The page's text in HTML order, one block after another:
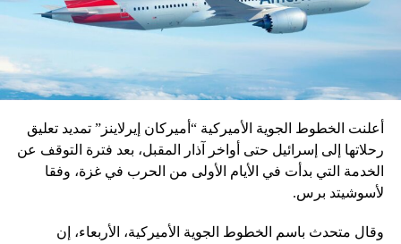
أعلنت الخطوط الجوية الأميركية “أميركان إيرلاينز” تمديد تعليق
رحلاتها إلى إسرائيل حتى أواخر آذار المقبل، بعد فترة التوقف عن
الخدمة التي بدأت في الأيام الأولى من الحرب في غزة، وفقا
لأسوشيتد برس.
وقال متحدث باسم الخطوط الجوية الأميركية، الأربعاء، إن